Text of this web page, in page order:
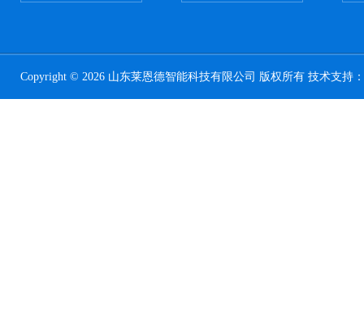
Copyright © 2026 山东莱恩德智能科技有限公司 版权所有 技术支持：